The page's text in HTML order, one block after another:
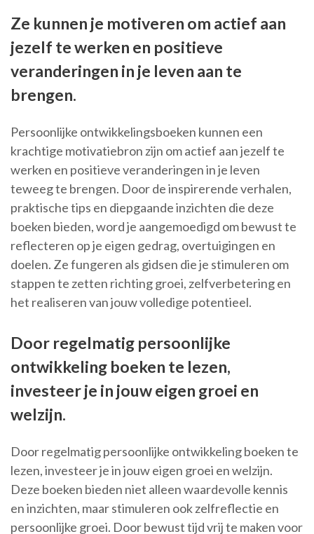
Ze kunnen je motiveren om actief aan
jezelf te werken en positieve
veranderingen in je leven aan te
brengen.
Persoonlijke ontwikkelingsboeken kunnen een
krachtige motivatiebron zijn om actief aan jezelf te
werken en positieve veranderingen in je leven
teweeg te brengen. Door de inspirerende verhalen,
praktische tips en diepgaande inzichten die deze
boeken bieden, word je aangemoedigd om bewust te
reflecteren op je eigen gedrag, overtuigingen en
doelen. Ze fungeren als gidsen die je stimuleren om
stappen te zetten richting groei, zelfverbetering en
het realiseren van jouw volledige potentieel.
Door regelmatig persoonlijke
ontwikkeling boeken te lezen,
investeer je in jouw eigen groei en
welzijn.
Door regelmatig persoonlijke ontwikkeling boeken te
lezen, investeer je in jouw eigen groei en welzijn.
Deze boeken bieden niet alleen waardevolle kennis
en inzichten, maar stimuleren ook zelfreflectie en
persoonlijke groei. Door bewust tijd vrij te maken voor